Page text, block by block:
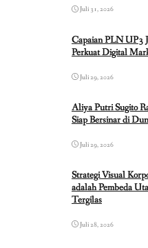
Juli 31, 2026
Capaian PLN UP3
Perkuat Digital
Juli 29, 2026
Aliya Putri Sugito
Siap Bersinar di
Juli 29, 2026
Strategi Visual
adalah Pembeda
Tergilas
Juli 28, 2026